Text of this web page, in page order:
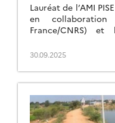
Lauréat de l’AMI
en
France/CNRS) et
France, amplifié
télédétection
mieux comprendre
30.09.2025